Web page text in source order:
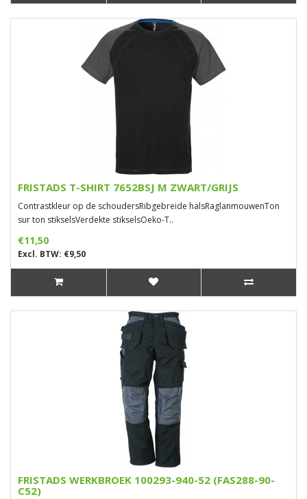
FRISTADS T-SHIRT 7652BSJ M ZWART/GRIJS
Contrastkleur op de schoudersRibgebreide halsRaglanmouwenTon
sur ton stikselsVerdekte stikselsOeko-T..
€11,50
Excl. BTW: €9,50
FRISTADS WERKBROEK 100293-940-52 (FAS288-90-
C52)